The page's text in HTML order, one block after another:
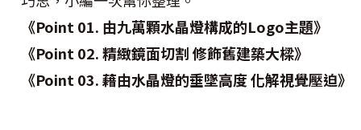
《Point 01. 由九萬顆水晶燈構成的Logo主題》
《Point 02. 精緻鏡面切割 修飾舊建築大樑》
《Point 03. 藉由水晶燈的垂墜高度 化解視覺壓迫》